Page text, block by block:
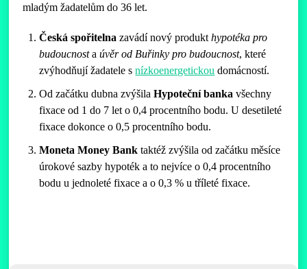
mladým žadatelům do 36 let.
Česká spořitelna zavádí nový produkthypotéka pro
budoucnostaúvěr od Buřinky pro budoucnost, které
zvýhodňují žadatele snízkoenergetickou domácností.
Od začátku dubna zvýšilaHypoteční banka všechny
fixace od 1 do 7 let o 0,4 procentního bodu. U desetileté
fixace dokonce o 0,5 procentního bodu.
Moneta Money Bank taktéž zvýšila od začátku měsíce
úrokové sazby hypoték a to nejvíce o 0,4 procentního
bodu u jednoleté fixace a o 0,3 % u tříleté fixace.